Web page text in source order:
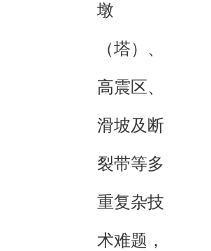
墩
（塔）、
高震区、
滑坡及断
裂带等多
重复杂技
术难题，